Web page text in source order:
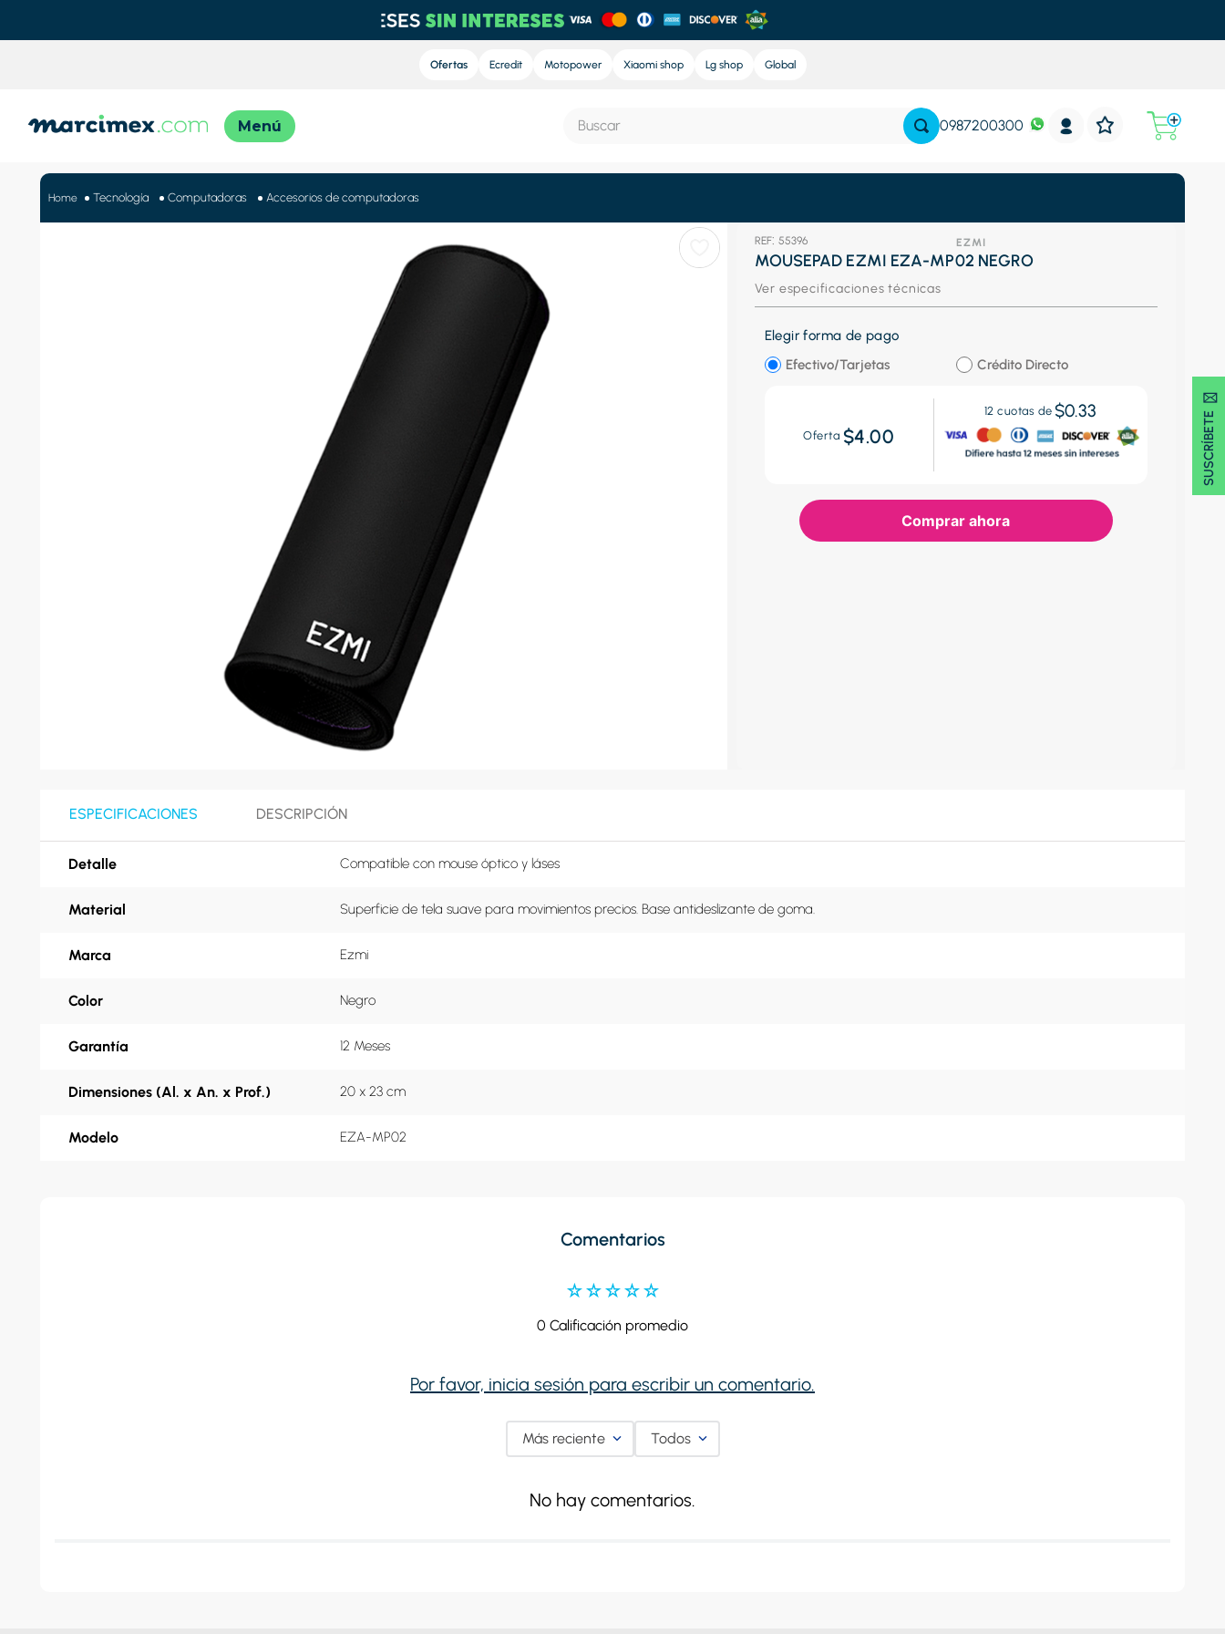
Ofertas Ecredit Motopower Xiaomi shop Lg shop Global
0987200300
SUSCRÍBETE 🖂
Tecnología Computadoras Accesorios de computadoras
: 55396 EZMI
MOUSEPAD EZMI EZA-MP02 NEGRO
Ver especificaciones técnicas
Elegir forma de pago
Efectivo/Tarjetas
Crédito Directo
Oferta $4.00
12 cuotas de $0.33
Comprar ahora
ESPECIFICACIONES DESCRIPCIÓN
Detalle Compatible con mouse óptico y láses
Material Superficie de tela suave para movimientos precios. Base antideslizante de goma.
Marca Ezmi
Color Negro
Garantía 12 Meses
Dimensiones (Al. x An. x Prof.) 20 x 23 cm
Modelo EZA-MP02
Comentarios
☆☆☆☆☆
0 Calificación promedio
Por favor, inicia sesión para escribir un comentario.
Más reciente Todos
No hay comentarios.
motos
2.
england sound
england sound pro
iphone
7.